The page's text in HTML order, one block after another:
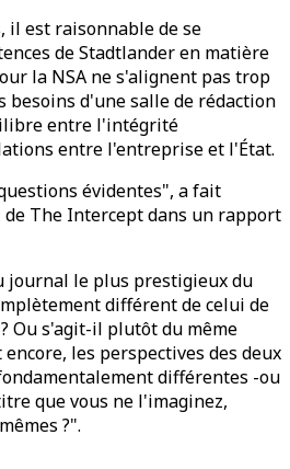
il est raisonnable de se
de Stadtlander en matière
la NSA ne s'alignent pas trop
d'une salle de rédaction
entre l'intégrité
entre l'entreprise et l'État.
évidentes", a fait
de The Intercept dans un rapport
journal le plus prestigieux du
différent de celui de
Ou s'agit-il plutôt du même
les perspectives des deux
différentes -ou
que vous ne l'imaginez,
?".